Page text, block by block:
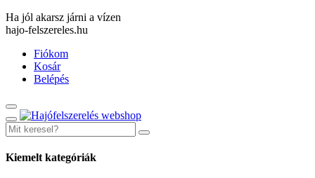
Ha jól akarsz járni a vízen
hajo-felszereles.hu
Fiókom
Kosár
Belépés
Kiemelt kategóriák